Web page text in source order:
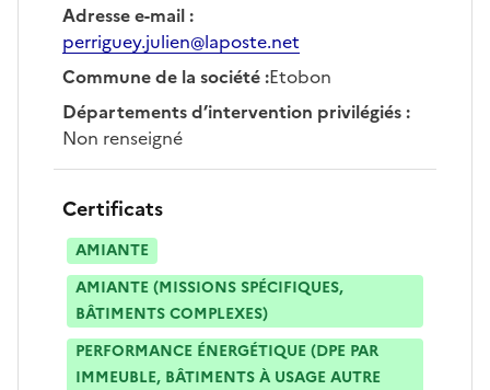
Adresse e-mail:
perriguey.julien@laposte.net
Commune de la société:Etobon
Départements d’intervention privilégiés:
Non renseigné
Certificats
AMIANTE
AMIANTE (MISSIONS SPÉCIFIQUES,
BÂTIMENTS COMPLEXES)
PERFORMANCE ÉNERGÉTIQUE (DPE PAR
IMMEUBLE, BÂTIMENTS À USAGE AUTRE